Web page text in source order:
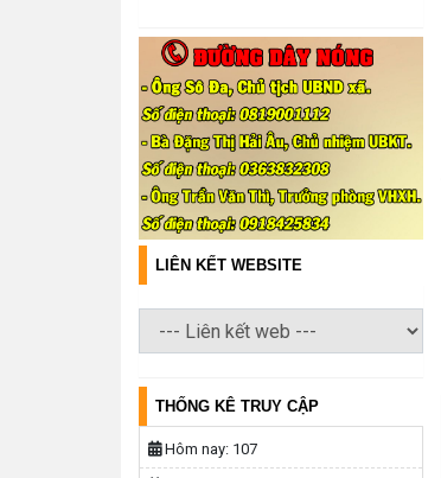
LIÊN KẾT WEBSITE
THỐNG KÊ TRUY CẬP
Hôm nay: 107